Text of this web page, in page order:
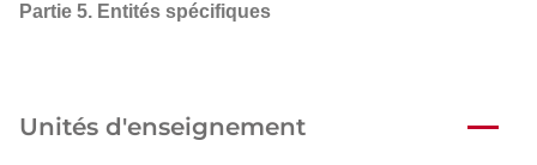
Partie 5. Entités spécifiques
Unités d'enseignement